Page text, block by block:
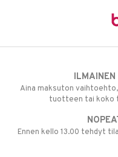
Aina maksuton
tuotteen tai koko
Ennen kello 13.00 tehdyt